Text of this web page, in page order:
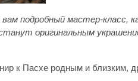
подробный мастер-класс,
оригинальным
к Пасхе родным и близким,